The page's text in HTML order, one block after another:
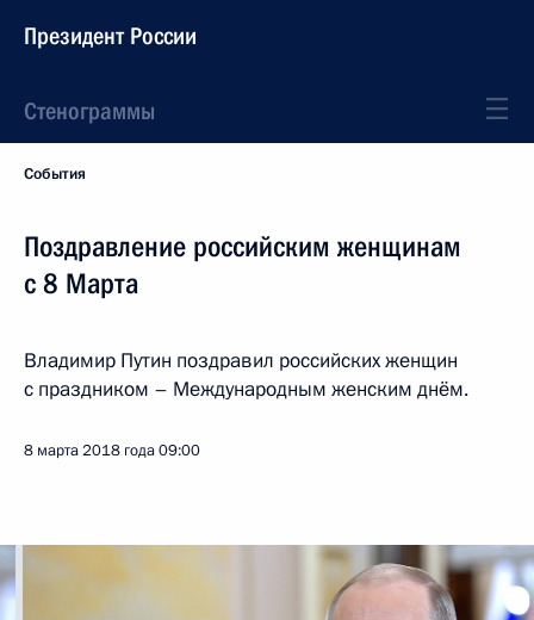
Президент России
Стенограммы
События
Поздравление российским женщинам
с 8 Марта
Владимир Путин поздравил российских женщин
с праздником – Международным женским днём.
8 марта 2018 года09:00